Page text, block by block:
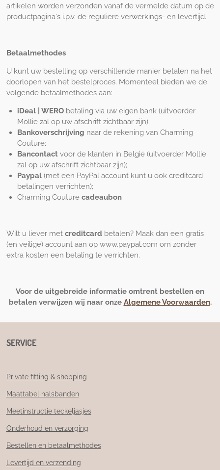
artikelen worden verzonden vanaf de vermelde datum op de
productpagina's i.p.v. de reguliere verwerkings- en levertijd.
Betaalmethodes
U kunt uw bestelling op verschillende manier betalen na het
doorlopen van het bestelproces. Momenteel bieden we de
volgende betaalmethodes aan:
iDeal | WERO betaling via uw eigen bank (uitvoerder
Mollie zal op uw afschrift zichtbaar zijn);
Bankoverschrijving naar de rekening van Charming
Couture;
Bancontact voor de klanten in België (uitvoerder Mollie
zal op uw afschrift zichtbaar zijn);
Paypal (met een PayPal account kunt u ook creditcard
betalingen verrichten);
Charming Couture cadeaubon
Wilt u liever met creditcard betalen? Maak dan een gratis
(en veilige) account aan op www.paypal.com om zonder
extra kosten een betaling te verrichten.
Voor de uitgebreide informatie omtrent bestellen en
betalen verwijzen wij naar onze Algemene Voorwaarden.
SERVICE
Private fitting & shopping
Maattabel halsbanden
Meetinstructie teckeljasjes
Onderhoud en verzorging
Bestellen en betaalmethodes
Levertijd en verzending